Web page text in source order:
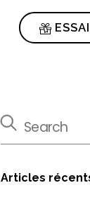
Articles